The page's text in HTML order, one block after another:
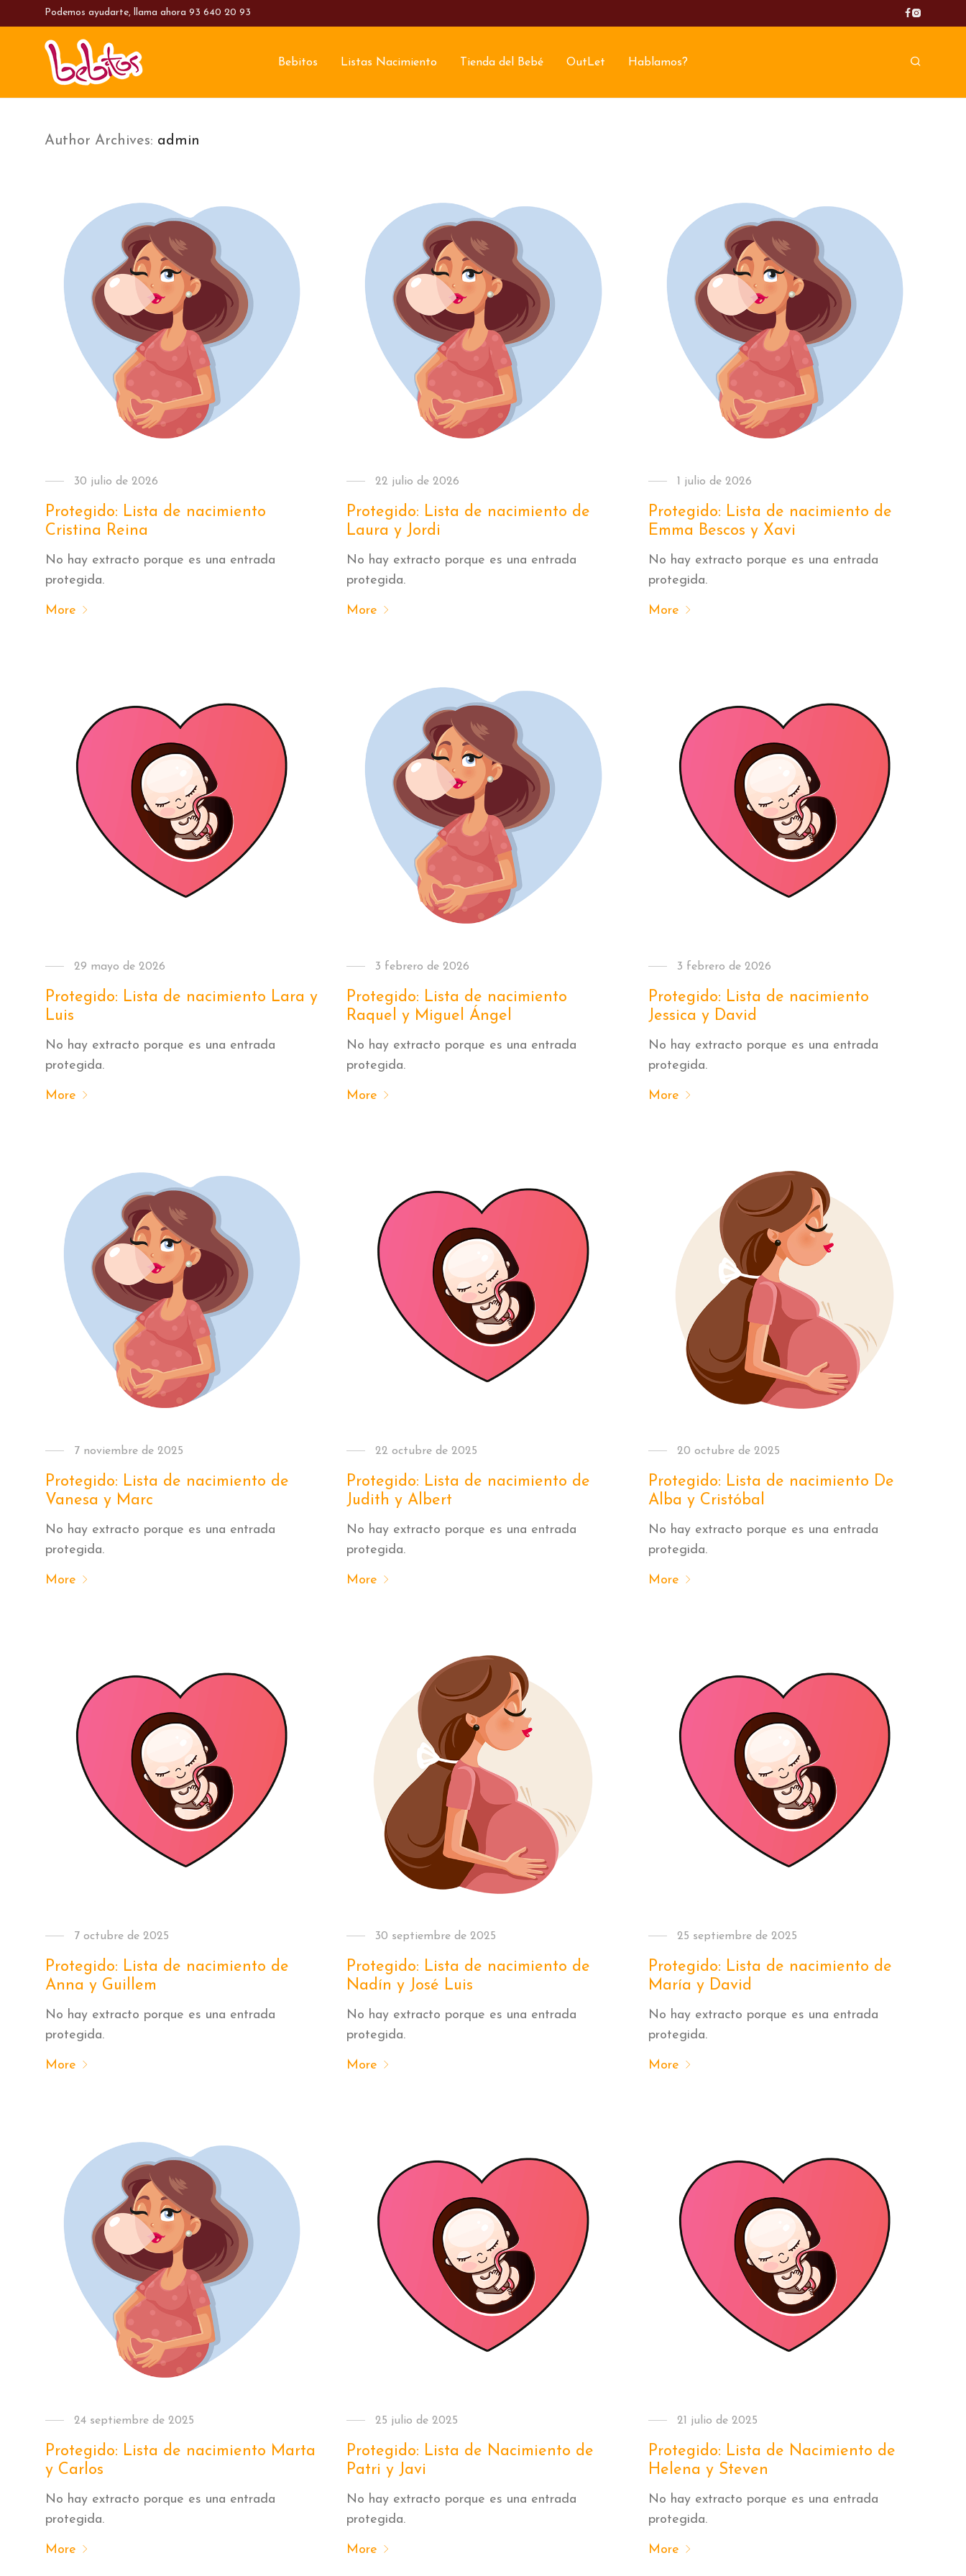
Podemos ayudarte, llama ahora 93 640 20 93
Bebitos Listas Nacimiento Tienda del Bebé OutLet Hablamos?
Author Archives: admin
30 julio de 2026
Protegido: Lista de nacimiento
Cristina Reina
No hay extracto porque es una entrada
protegida.
More
22 julio de 2026
Protegido: Lista de nacimiento de
Laura y Jordi
No hay extracto porque es una entrada
protegida.
More
1 julio de 2026
Protegido: Lista de nacimiento de
Emma Bescos y Xavi
No hay extracto porque es una entrada
protegida.
More
29 mayo de 2026
Protegido: Lista de nacimiento Lara y
Luis
No hay extracto porque es una entrada
protegida.
More
3 febrero de 2026
Protegido: Lista de nacimiento
Raquel y Miguel Ángel
No hay extracto porque es una entrada
protegida.
More
3 febrero de 2026
Protegido: Lista de nacimiento
Jessica y David
No hay extracto porque es una entrada
protegida.
More
7 noviembre de 2025
Protegido: Lista de nacimiento de
Vanesa y Marc
No hay extracto porque es una entrada
protegida.
More
22 octubre de 2025
Protegido: Lista de nacimiento de
Judith y Albert
No hay extracto porque es una entrada
protegida.
More
20 octubre de 2025
Protegido: Lista de nacimiento De
Alba y Cristóbal
No hay extracto porque es una entrada
protegida.
More
7 octubre de 2025
Protegido: Lista de nacimiento de
Anna y Guillem
No hay extracto porque es una entrada
protegida.
More
30 septiembre de 2025
Protegido: Lista de nacimiento de
Nadín y José Luis
No hay extracto porque es una entrada
protegida.
More
25 septiembre de 2025
Protegido: Lista de nacimiento de
María y David
No hay extracto porque es una entrada
protegida.
More
24 septiembre de 2025
Protegido: Lista de nacimiento Marta
y Carlos
No hay extracto porque es una entrada
protegida.
More
25 julio de 2025
Protegido: Lista de Nacimiento de
Patri y Javi
No hay extracto porque es una entrada
protegida.
More
21 julio de 2025
Protegido: Lista de Nacimiento de
Helena y Steven
No hay extracto porque es una entrada
protegida.
More